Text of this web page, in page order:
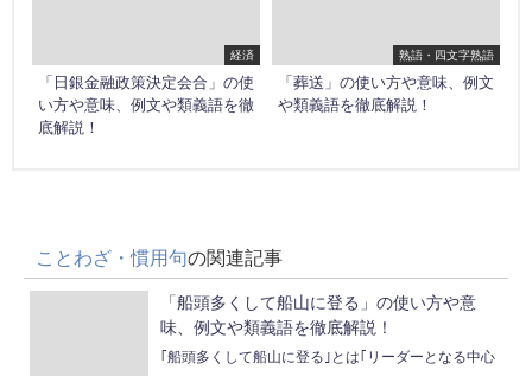
経済
「日銀金融政策決定会合」の使
い方や意味、例文や類義語を徹
底解説！
熟語・四文字熟語
「葬送」の使い方や意味、例文
や類義語を徹底解説！
ことわざ・慣用句の関連記事
「船頭多くして船山に登る」の使い方や意
味、例文や類義語を徹底解説！
｢船頭多くして船山に登る｣とは｢リーダーとなる中心